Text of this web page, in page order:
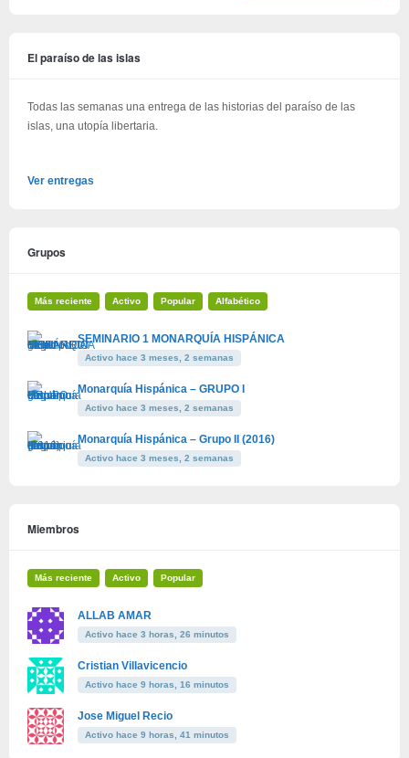
El paraíso de las islas
Todas las semanas una entrega de las historias del paraíso de las
islas, una utopía libertaria.
Ver entregas
Grupos
Más reciente Activo Popular Alfabético
SEMINARIO 1 MONARQUÍA HISPÁNICA
Activo hace 3 meses, 2 semanas
Monarquía Hispánica – GRUPO I
Activo hace 3 meses, 2 semanas
Monarquía Hispánica – Grupo II (2016)
Activo hace 3 meses, 2 semanas
Miembros
Más reciente Activo Popular
ALLAB AMAR
Activo hace 3 horas, 26 minutos
Cristian Villavicencio
Activo hace 9 horas, 16 minutos
Jose Miguel Recio
Activo hace 9 horas, 41 minutos